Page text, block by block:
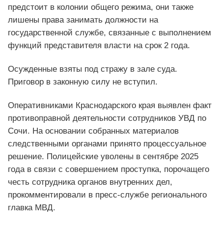
предстоит в колонии общего режима, они также
лишены права занимать должности на
государственной службе, связанные с выполнением
функций представителя власти на срок 2 года.
Осужденные взяты под стражу в зале суда.
Приговор в законную силу не вступил.
Оперативниками Краснодарского края выявлен факт
противоправной деятельности сотрудников УВД по
Сочи. На основании собранных материалов
следственными органами принято процессуальное
решение. Полицейские уволены в сентябре 2025
года в связи с совершением проступка, порочащего
честь сотрудника органов внутренних дел,
прокомментировали в пресс-службе регионального
главка МВД.